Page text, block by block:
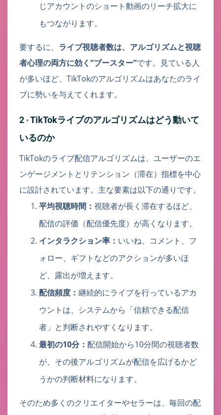
じアカウントのショート動画のリーチ拡大に
もつながります。
要するに、 ライブ視聴者数は、アルゴリズムと視聴
者心理の両方に効く“ブースター”です。見ている人
が多いほど、TikTokのアルゴリズムはあなたのライ
ブに勢いを与えてくれます。
2 · TikTokライブのアルゴリズムはどう動いて
いるのか
TikTokのライブ配信アルゴリズムは、ユーザーのエ
ンゲージメントとリテンション（滞在）指標を中心
に設計されています。主な要素は以下の通りです。
平均視聴時間： 視聴者が長く滞在するほど、
配信の評価（配信優先度）が高くなります。
インタラクション率： いいね、コメント、フ
ォロー、ギフトなどのアクションが多いほ
ど、露出が増えます。
配信頻度： 継続的にライブを行っているアカ
ウントは、システムから「信頼できる配信
者」と判断されやすくなります。
最初の10分： 配信開始から10分間の視聴者数
が、その後アルゴリズムが配信を広げるかど
うかの判断材料になります。
そのため多くのクリエイターやセラーは、毎回の配